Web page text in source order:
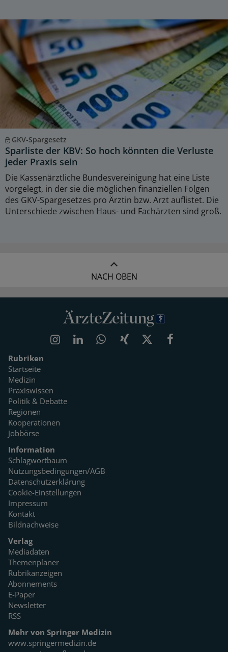
GKV-Spargesetz
Sparliste der KBV: So hoch könnten die Verluste
jeder Praxis sein
Die Kassenärztliche Bundesvereinigung hat eine Liste
vorgelegt, in der sie die möglichen finanziellen Folgen
des GKV-Spargesetzes pro Ärztin bzw. Arzt auflistet. Die
Unterschiede zwischen Haus- und Fachärzten sind groß.
NACH OBEN
Rubriken
Startseite
Medizin
Praxiswissen
Politik & Debatte
Regionen
Kooperationen
Jobbörse
Information
Schlagwortbaum
Nutzungsbedingungen/AGB
Datenschutzerklärung
Cookie-Einstellungen
Impressum
Kontakt
Bildnachweise
Verlag
Mediadaten
Themenplaner
Rubrikanzeigen
Abonnements
E-Paper
Newsletter
RSS
Mehr von Springer Medizin
www.springermedizin.de